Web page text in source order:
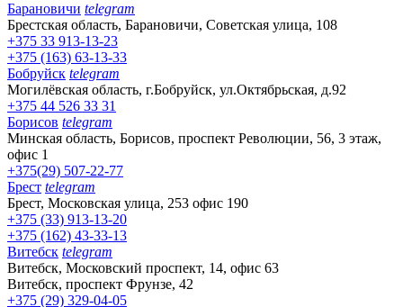
Барановичи telegram
Брестская область, Барановичи, Советская улица, 108
+375 33 913-13-23
+375 (163) 63-13-33
Бобруйск telegram
Могилёвская область, г.Бобруйск, ул.Октябрьская, д.92
+375 44 526 33 31
Борисов telegram
Минская область, Борисов, проспект Революции, 56, 3 этаж,
офис 1
+375(29) 507-22-77
Брест telegram
Брест, Московская улица, 253 офис 190
+375 (33) 913-13-20
+375 (162) 43-33-13
Витебск telegram
Витебск, Московский проспект, 14, офис 63
Витебск, проспект Фрунзе, 42
+375 (29) 329-04-05